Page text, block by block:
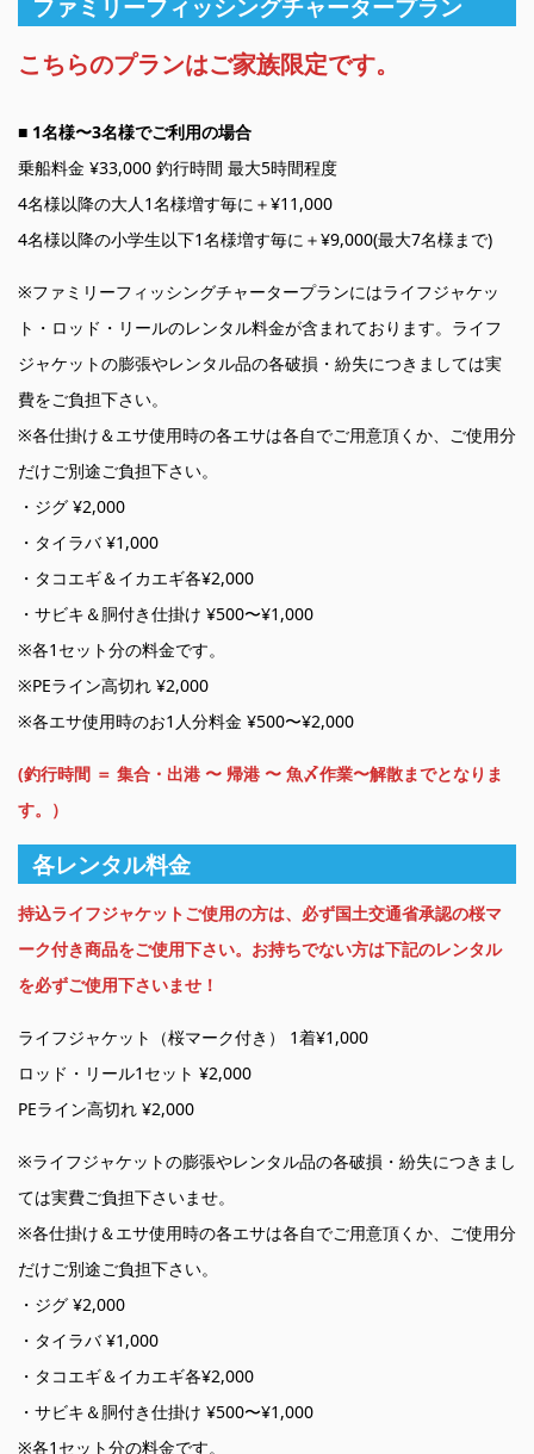
こちらのプランはご家族限定です。
■ 1名様〜3名様でご利用の場合
乗船料金 ¥33,000 釣行時間 最大5時間程度
4名様以降の大人1名様増す毎に＋¥11,000
4名様以降の小学生以下1名様増す毎に＋¥9,000(最大7名様まで)
※ファミリーフィッシングチャータープランにはライフジャケッ
ト・ロッド・リールのレンタル料金が含まれております。ライフ
ジャケットの膨張やレンタル品の各破損・紛失につきましては実
費をご負担下さい。
※各仕掛け＆エサ使用時の各エサは各自でご用意頂くか、ご使用分
だけご別途ご負担下さい。
・ジグ ¥2,000
・タイラバ ¥1,000
・タコエギ＆イカエギ各¥2,000
・サビキ＆胴付き仕掛け ¥500〜¥1,000
※各1セット分の料金です。
※PEライン高切れ ¥2,000
※各エサ使用時のお1人分料金 ¥500〜¥2,000
(釣行時間 ＝ 集合・出港 〜 帰港 〜 魚〆作業〜解散までとなりま
す。）
各レンタル料金
持込ライフジャケットご使用の方は、必ず国土交通省承認の桜マ
ーク付き商品をご使用下さい。お持ちでない方は下記のレンタル
を必ずご使用下さいませ！
ライフジャケット（桜マーク付き） 1着¥1,000
ロッド・リール1セット ¥2,000
PEライン高切れ ¥2,000
※ライフジャケットの膨張やレンタル品の各破損・紛失につきまし
ては実費ご負担下さいませ。
※各仕掛け＆エサ使用時の各エサは各自でご用意頂くか、ご使用分
だけご別途ご負担下さい。
・ジグ ¥2,000
・タイラバ ¥1,000
・タコエギ＆イカエギ各¥2,000
・サビキ＆胴付き仕掛け ¥500〜¥1,000
※各1セット分の料金です。